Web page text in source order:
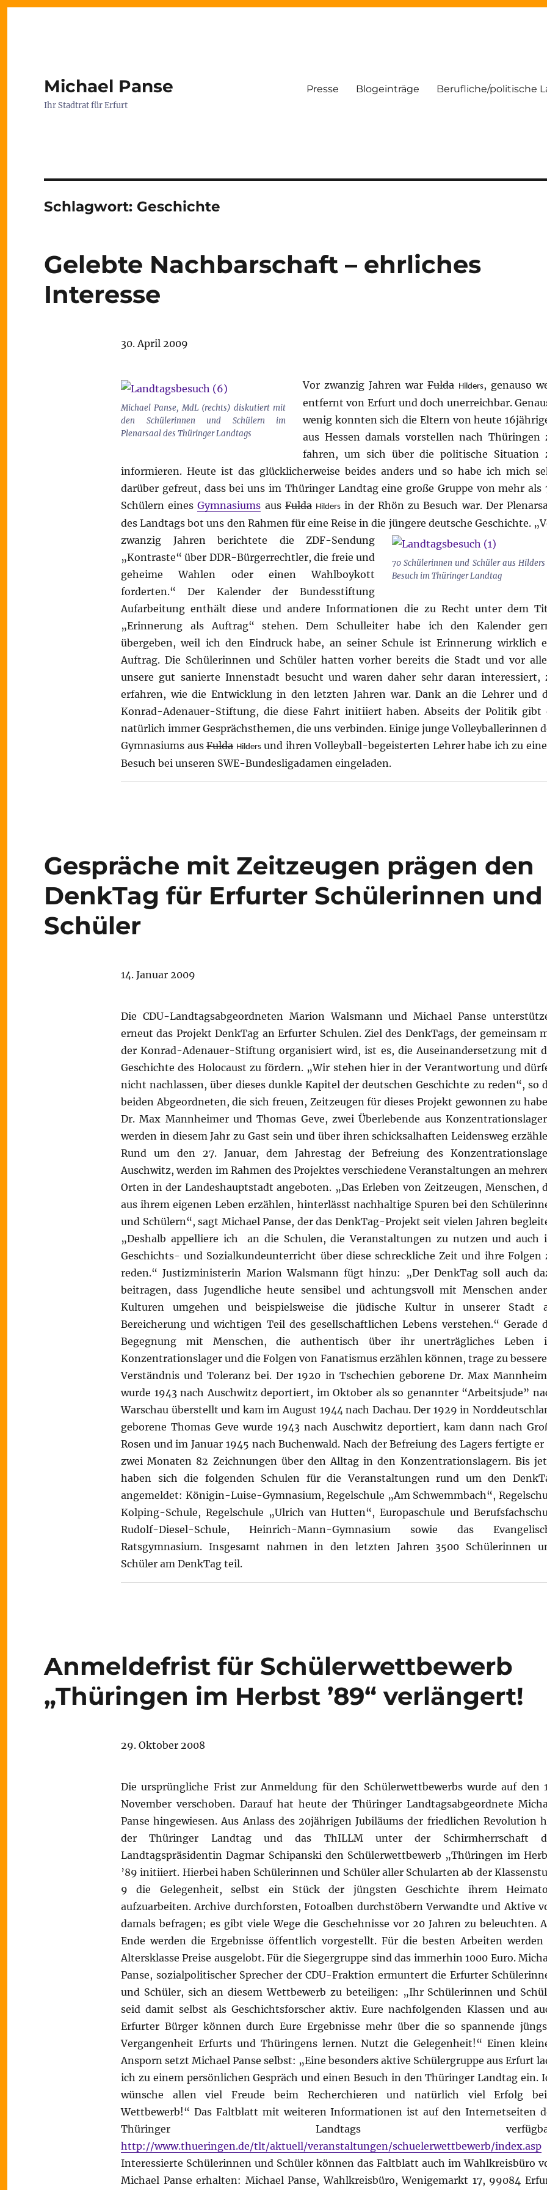
Michael Panse
Ihr Stadtrat für Erfurt
Presse Blogeinträge Berufliche/politische
Schlagwort: Geschichte
Gelebte Nachbarschaft – ehrliches
Interesse
30. April 2009
Michael Panse, MdL (rechts) diskutiert mit
den Schülerinnen und Schülern im
Plenarsaal des Thüringer Landtags
Vor zwanzig Jahren war Fulda Hilders, genauso
entfernt von Erfurt und doch unerreichbar.
wenig konnten sich die Eltern von heute
aus Hessen damals vorstellen nach Thüringen
fahren, um sich über die politische Situation
informieren. Heute ist das glücklicherweise beides anders und so habe ich mich
darüber gefreut, dass bei uns im Thüringer Landtag eine große Gruppe von mehr als
Schülern einesGymnasiums aus Fulda Hilders in der Rhön zu Besuch war. Der
des Landtags bot uns den Rahmen für eine Reise in die jüngere deutsche Geschichte.
70 Schülerinnen und Schüler aus Hilders
Besuch im Thüringer Landtag
zwanzig Jahren berichtete die ZDF-Sendung
„Kontraste“ über DDR-Bürgerrechtler, die freie und
geheime Wahlen oder einen Wahlboykott
forderten.“ Der Kalender der Bundesstiftung
Aufarbeitung enthält diese und andere Informationen die zu Recht unter dem
„Erinnerung als Auftrag“ stehen. Dem Schulleiter habe ich den Kalender
übergeben, weil ich den Eindruck habe, an seiner Schule ist Erinnerung wirklich
Auftrag. Die Schülerinnen und Schüler hatten vorher bereits die Stadt und vor
unsere gut sanierte Innenstadt besucht und waren daher sehr daran interessiert,
erfahren, wie die Entwicklung in den letzten Jahren war. Dank an die Lehrer und
Konrad-Adenauer-Stiftung, die diese Fahrt initiiert haben. Abseits der Politik gibt
natürlich immer Gesprächsthemen, die uns verbinden. Einige junge Volleyballerinnen
Gymnasiums ausFulda Hildersund ihren Volleyball-begeisterten Lehrer habe ich zu
Besuch bei unseren SWE-Bundesligadamen eingeladen.
Gespräche mit Zeitzeugen prägen den
DenkTag für Erfurter Schülerinnen und
Schüler
14. Januar 2009
Die CDU-Landtagsabgeordneten Marion Walsmann und Michael Panse
erneut das Projekt DenkTag an Erfurter Schulen. Ziel des DenkTags, der gemeinsam
der Konrad-Adenauer-Stiftung organisiert wird, ist es, die Auseinandersetzung mit
Geschichte des Holocaust zu fördern. „Wir stehen hier in der Verantwortung und
nicht nachlassen, über dieses dunkle Kapitel der deutschen Geschichte zu reden“, so
beiden Abgeordneten, die sich freuen, Zeitzeugen für dieses Projekt gewonnen zu
Dr. Max Mannheimer und Thomas Geve, zwei Überlebende aus
werden in diesem Jahr zu Gast sein und über ihren schicksalhaften Leidensweg
Rund um den 27. Januar, dem Jahrestag der Befreiung des
Auschwitz, werden im Rahmen des Projektes verschiedene Veranstaltungen an
Orten in der Landeshauptstadt angeboten. „Das Erleben von Zeitzeugen, Menschen,
aus ihrem eigenen Leben erzählen, hinterlässt nachhaltige Spuren bei den
und Schülern“, sagt Michael Panse, der das DenkTag-Projekt seit vielen Jahren
„Deshalb appelliere ich an die Schulen, die Veranstaltungen zu nutzen und auch
Geschichts- und Sozialkundeunterricht über diese schreckliche Zeit und ihre Folgen
reden.“ Justizministerin Marion Walsmann fügt hinzu: „Der DenkTag soll auch
beitragen, dass Jugendliche heute sensibel und achtungsvoll mit Menschen
Kulturen umgehen und beispielsweise die jüdische Kultur in unserer Stadt
Bereicherung und wichtigen Teil des gesellschaftlichen Lebens verstehen.“ Gerade
Begegnung mit Menschen, die authentisch über ihr unerträgliches Leben
Konzentrationslager und die Folgen von Fanatismus erzählen können, trage zu
Verständnis und Toleranz bei. Der 1920 in Tschechien geborene Dr. Max
wurde 1943 nach Auschwitz deportiert, im Oktober als so genannter “Arbeitsjude”
Warschau überstellt und kam im August 1944 nach Dachau. Der 1929 in
geborene Thomas Geve wurde 1943 nach Auschwitz deportiert, kam dann nach
Rosen und im Januar 1945 nach Buchenwald. Nach der Befreiung des Lagers fertigte
zwei Monaten 82 Zeichnungen über den Alltag in den Konzentrationslagern. Bis
haben sich die folgenden Schulen für die Veranstaltungen rund um den
angemeldet: Königin-Luise-Gymnasium, Regelschule „Am Schwemmbach“,
Kolping-Schule, Regelschule „Ulrich van Hutten“, Europaschule und
Rudolf-Diesel-Schule, Heinrich-Mann-Gymnasium sowie das
Ratsgymnasium. Insgesamt nahmen in den letzten Jahren 3500 Schülerinnen
Schüler am DenkTag teil.
Anmeldefrist für Schülerwettbewerb
„Thüringen im Herbst ’89“ verlängert!
29. Oktober 2008
Die ursprüngliche Frist zur Anmeldung für den Schülerwettbewerbs wurde auf den
November verschoben. Darauf hat heute der Thüringer Landtagsabgeordnete
Panse hingewiesen. Aus Anlass des 20jährigen Jubiläums der friedlichen Revolution
der Thüringer Landtag und das ThILLM unter der Schirmherrschaft
Landtagspräsidentin Dagmar Schipanski den Schülerwettbewerb „Thüringen im
’89 initiiert. Hierbei haben Schülerinnen und Schüler aller Schularten ab der
9 die Gelegenheit, selbst ein Stück der jüngsten Geschichte ihrem
aufzuarbeiten. Archive durchforsten, Fotoalben durchstöbern Verwandte und Aktive
damals befragen; es gibt viele Wege die Geschehnisse vor 20 Jahren zu beleuchten.
Ende werden die Ergebnisse öffentlich vorgestellt. Für die besten Arbeiten werden
Altersklasse Preise ausgelobt. Für die Siegergruppe sind das immerhin 1000 Euro.
Panse, sozialpolitischer Sprecher der CDU-Fraktion ermuntert die Erfurter
und Schüler, sich an diesem Wettbewerb zu beteiligen: „Ihr Schülerinnen und
seid damit selbst als Geschichtsforscher aktiv. Eure nachfolgenden Klassen und
Erfurter Bürger können durch Eure Ergebnisse mehr über die so spannende
Vergangenheit Erfurts und Thüringens lernen. Nutzt die Gelegenheit!“ Einen
Ansporn setzt Michael Panse selbst: „Eine besonders aktive Schülergruppe aus Erfurt
ich zu einem persönlichen Gespräch und einen Besuch in den Thüringer Landtag ein.
wünsche allen viel Freude beim Recherchieren und natürlich viel Erfolg
Wettbewerb!“ Das Faltblatt mit weiteren Informationen ist auf den Internetseiten
Thüringer Landtags
http://www.thueringen.de/tlt/aktuell/veranstaltungen/schuelerwettbewerb/index.asp
Interessierte Schülerinnen und Schüler können das Faltblatt auch im Wahlkreisbüro
Michael Panse erhalten: Michael Panse, Wahlkreisbüro, Wenigemarkt 17, 99084